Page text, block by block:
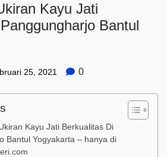
Kayu Jati
Bantul
25, 2021 0
Kayu Jati Berkualitas Di
Bantul Yogyakarta – hanya di